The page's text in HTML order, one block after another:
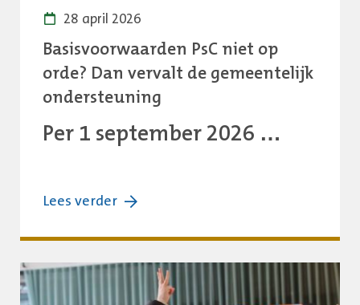
28 april 2026
Basisvoorwaarden PsC niet op
orde? Dan vervalt de gemeentelijk
ondersteuning
Per 1 september 2026 …
Lees verder over:
PsC
niet